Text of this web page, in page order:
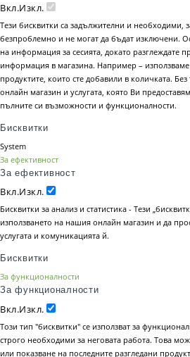
Вкл.Изкл.
Тези бисквитки са задължителни и необходими,
безпроблемно и не могат да бъдат изключени.
на информация за сесията, докато разглеждате
информация в магазина. Например – използваме
продуктите, които сте добавили в количката.
онлайн магазин и услугата, която Ви
пълните си възможности и функционалности.
Бисквитки
System
За ефективност
За ефективност
Вкл.Изкл.
Бисквитки за анализ и статистика - Тези
използването на нашия онлайн магазин и да
услугата и комуникацията й.
Бисквитки
За функционалности
За функционалности
Вкл.Изкл.
Този тип "бисквитки" се използват за
строго необходими за неговата работа. Това
или показване на последните разгледани